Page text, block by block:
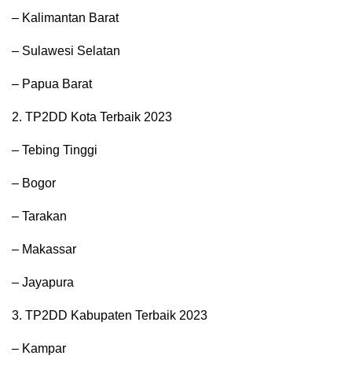
– Kalimantan Barat
– Sulawesi Selatan
– Papua Barat
2. TP2DD Kota Terbaik 2023
– Tebing Tinggi
– Bogor
– Tarakan
– Makassar
– Jayapura
3. TP2DD Kabupaten Terbaik 2023
– Kampar